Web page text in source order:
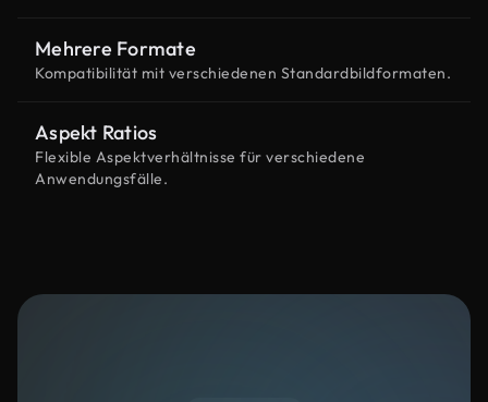
Mehrere Formate
Kompatibilität mit verschiedenen Standardbildformaten.
Aspekt Ratios
Flexible Aspektverhältnisse für verschiedene
Anwendungsfälle.